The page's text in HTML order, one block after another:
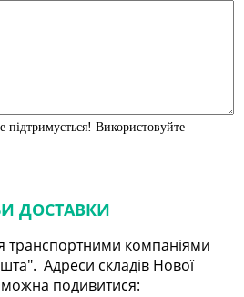
підтримується! Використовуйте
ДОСТАВКИ
транспортними компаніями
Адреси складів Нової
подивитися: